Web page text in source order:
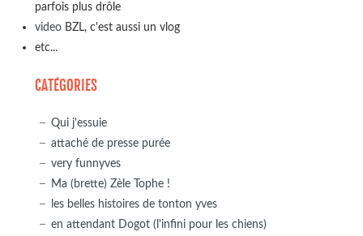
parfois plus drôle
videoBZL, c'est aussi un vlog
etc...
CATÉGORIES
Qui j'essuie
attaché de presse purée
very funnyves
Ma (brette) Zèle Tophe !
les belles histoires de tonton yves
en attendant Dogot (l'infini pour les chiens)